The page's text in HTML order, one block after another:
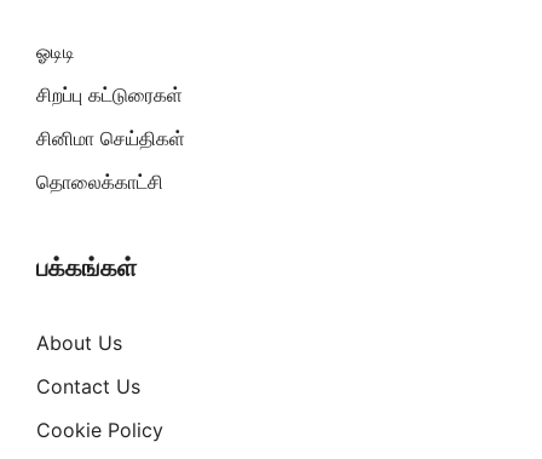
ஓடிடி
சிறப்பு கட்டுரைகள்
சினிமா செய்திகள்
தொலைக்காட்சி
பக்கங்கள்
About Us
Contact Us
Cookie Policy